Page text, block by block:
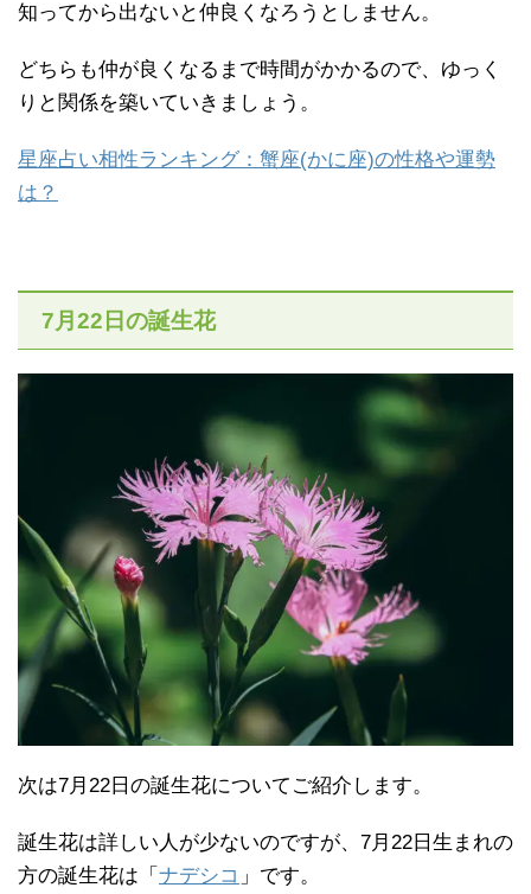
知ってから出ないと仲良くなろうとしません。
どちらも仲が良くなるまで時間がかかるので、ゆっく
りと関係を築いていきましょう。
星座占い相性ランキング：蟹座(かに座)の性格や運勢
は？
7月22日の誕生花
次は7月22日の誕生花についてご紹介します。
誕生花は詳しい人が少ないのですが、7月22日生まれの
方の誕生花は「 ナデシコ 」です。